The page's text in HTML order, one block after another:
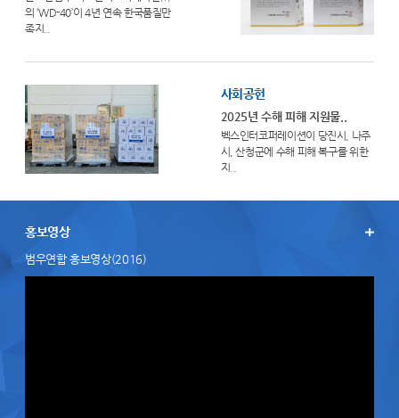
의 ‘WD-40’이 4년 연속 한국품질만
족지..
사회공헌
2025년 수해 피해 지원물..
벡스인터코퍼레이션이 당진시, 나주
시, 산청군에 수해 피해 복구를 위한
지..
홍보영상
범우연합 홍보영상(2016)